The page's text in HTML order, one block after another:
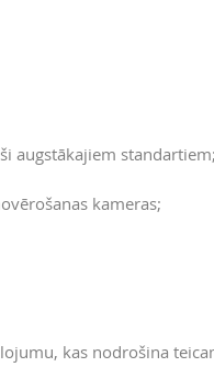
kameras;
kas nodrošina